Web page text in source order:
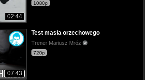
02:44
1080p
07:43
Test masła orzechowego
Trener Mariusz Mróz
720p